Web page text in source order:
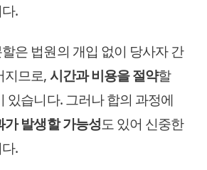
.
은 법원의 개입 없이 당사자 간
지므로,시간과 비용을 절약할
있습니다. 그러나 합의 과정에
가 발생할 가능성도 있어 신중한
.